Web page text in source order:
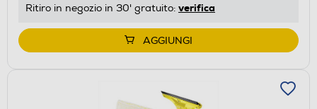
Ritiro in negozio in 30' gratuito: verifica
AGGIUNGI